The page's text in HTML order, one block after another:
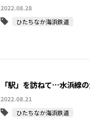
2022.08.28
ひたちなか海浜鉄道
「駅」を訪ねて…水浜線
2022.08.21
ひたちなか海浜鉄道